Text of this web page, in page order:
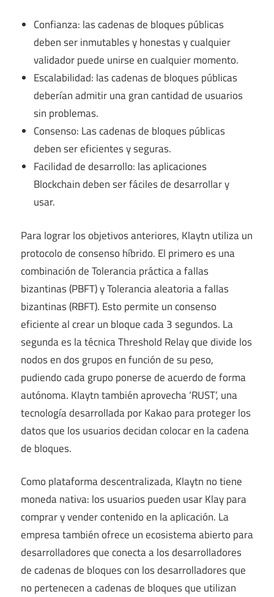
Confianza: las cadenas de bloques públicas
deben ser inmutables y honestas y cualquier
validador puede unirse en cualquier momento.
Escalabilidad: las cadenas de bloques públicas
deberían admitir una gran cantidad de usuarios
sin problemas.
Consenso: Las cadenas de bloques públicas
deben ser eficientes y seguras.
Facilidad de desarrollo: las aplicaciones
Blockchain deben ser fáciles de desarrollar y
usar.
Para lograr los objetivos anteriores, Klaytn utiliza un
protocolo de consenso híbrido. El primero es una
combinación de Tolerancia práctica a fallas
bizantinas (PBFT) y Tolerancia aleatoria a fallas
bizantinas (RBFT). Esto permite un consenso
eficiente al crear un bloque cada 3 segundos. La
segunda es la técnica Threshold Relay que divide los
nodos en dos grupos en función de su peso,
pudiendo cada grupo ponerse de acuerdo de forma
autónoma. Klaytn también aprovecha ‘RUST’, una
tecnología desarrollada por Kakao para proteger los
datos que los usuarios decidan colocar en la cadena
de bloques.
Como plataforma descentralizada, Klaytn no tiene
moneda nativa: los usuarios pueden usar Klay para
comprar y vender contenido en la aplicación. La
empresa también ofrece un ecosistema abierto para
desarrolladores que conecta a los desarrolladores
de cadenas de bloques con los desarrolladores que
no pertenecen a cadenas de bloques que utilizan